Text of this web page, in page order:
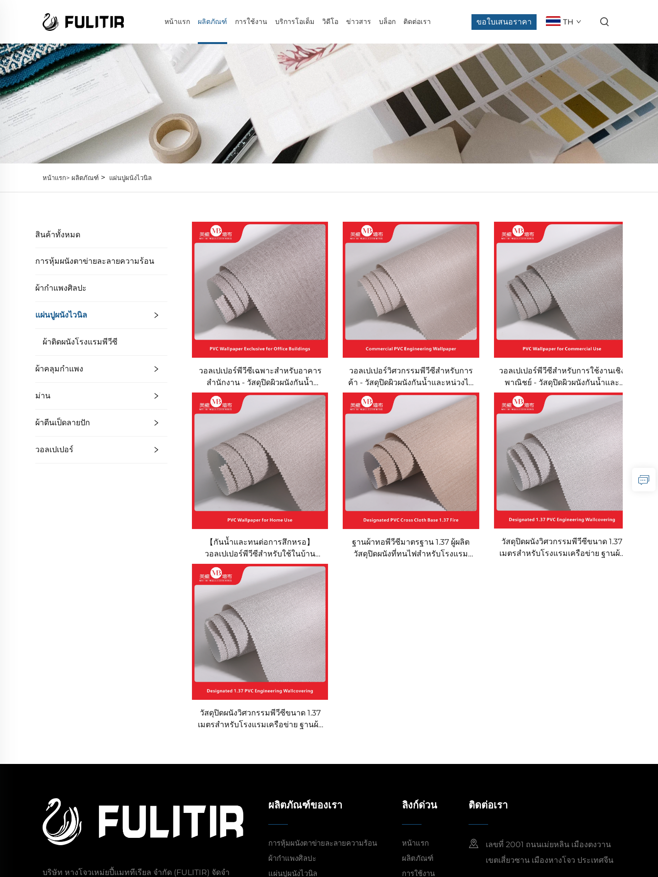
หน้าแรก ผลิตภัณฑ์ การใช้งาน บริการโอเด็ม วิดีโอ ข่าวสาร บล็อก ติดต่อเรา ขอใบเสนอราคา TH
หน้าแรก> ผลิตภัณฑ์ > แผ่นปูผนังไวนิล
สินค้าทั้งหมด
การหุ้มผนังตาข่ายละลายความร้อน
ผ้ากำแพงศิลปะ
แผ่นปูผนังไวนิล
ผ้าติดผนังโรงแรมพีวีซี
ผ้าคลุมกำแพง
ม่าน
ผ้าตีนเป็ดลายปัก
วอลเปเปอร์
วอลเปเปอร์พีวีซีเฉพาะสำหรับอาคาร
สำนักงาน - วัสดุปิดผิวผนังกันน้ำ
หน่วงไฟ ทนต่อรอยขีดข่วน และการ
เสียดสี วัสดุตกแต่งผนังเชิงวิศวกรรม
สำหรับการติดตั้งในพื้นที่ขนาดใหญ่
วอลเปเปอร์วิศวกรรมพีวีซีสำหรับการ
ค้า - วัสดุปิดผิวผนังกันน้ำและหน่วงไฟ
สำหรับอาคารสำนักงานและห้าง
สรรพสินค้า วัสดุตกแต่งผนังที่ทนต่อ
รอยขีดข่วนและการเสียดสี เหมาะ
สำหรับติดตั้งในพื้นที่กว้าง
วอลเปเปอร์พีวีซีสำหรับการใช้งานเชิง
พาณิชย์ - วัสดุปิดผิวผนังกันน้ำและ
หน่วงไฟ สำหรับโครงการโรงแรม
และเกสต์เฮาส์ วัสดุตกแต่งผนังที่ทน
ต่อการขีดข่วนและการเสื่อมสภาพ
เหมาะสำหรับติดตั้งในพื้นที่ขนาดใหญ่
【กันน้ำและทนต่อการสึกหรอ】
วอลเปเปอร์พีวีซีสำหรับใช้ในบ้าน
(ห้องนั่งเล่นและห้องนอน) -
วอลเปเปอร์ไร้รอยต่อสีทึบแบบมินิมอล
ตกแต่งบ้านทำความสะอาดง่าย
ฐานผ้าทอพีวีซีมาตรฐาน 1.37 ผู้ผลิต
วัสดุปิดผนังที่ทนไฟสำหรับโรงแรม
วัสดุปิดผนังวิศวกรรมพีวีซีขนาด 1.37
เมตรสำหรับโรงแรมเครือข่าย ฐานผ้า
วัสดุปิดผนังวิศวกรรมพีวีซีขนาด 1.37
เมตรสำหรับโรงแรมเครือข่าย ฐานผ้า
บริษัท หางโจวเหม่ยปี้แมททีเรียล จำกัด (FULITIR) จัดจำ
ผลิตภัณฑ์ของเรา
การหุ้มผนังตาข่ายละลายความร้อน
ผ้ากำแพงศิลปะ
แผ่นปูผนังไวนิล
ลิงก์ด่วน
หน้าแรก
ผลิตภัณฑ์
การใช้งาน
ติดต่อเรา
เลขที่ 2001 ถนนเม่ยหลิน เมืองตงวาน
เขตเสี่ยวซาน เมืองหางโจว ประเทศจีน